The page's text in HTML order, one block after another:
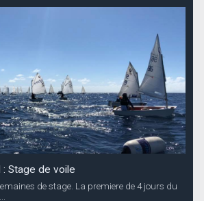
Stage de voile
de stage. La premiere de 4 jours du